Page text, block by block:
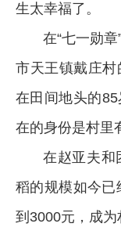
生太幸福了。
在“七一勋
市天王镇戴庄
在田间地头的
在的身份是村里
在赵亚夫和
稻的规模如今已
到3000元，成为